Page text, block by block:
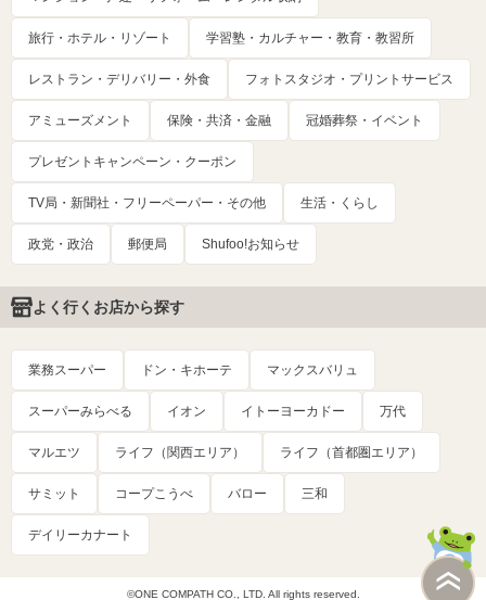
旅行・ホテル・リゾート 学習塾・カルチャー・教育・教習所
レストラン・デリバリー・外食 フォトスタジオ・プリントサービス
アミューズメント 保険・共済・金融 冠婚葬祭・イベント
プレゼントキャンペーン・クーポン
TV局・新聞社・フリーペーパー・その他 生活・くらし
政党・政治 郵便局 Shufoo!お知らせ
よく行くお店から探す
業務スーパー ドン・キホーテ マックスバリュ
スーパーみらべる イオン イトーヨーカドー 万代
マルエツ ライフ（関西エリア） ライフ（首都圏エリア）
サミット コープこうべ バロー 三和
デイリーカナート
©ONE COMPATH CO., LTD. All rights reserved.